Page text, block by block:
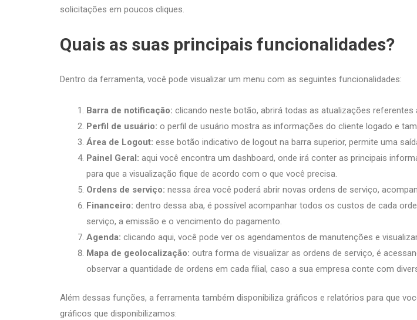
solicitações em poucos cliques.
Quais as suas principais funcionalidades?
Dentro da ferramenta, você pode visualizar um menu com as seguintes funcionalidades:
Barra de notificação: clicando neste botão, abrirá todas as atualizações
Perfil de usuário: o perfil de usuário mostra as informações do cliente logado e
Área de Logout: esse botão indicativo de logout na barra superior, permite uma
Painel Geral: aqui você encontra um dashboard, onde irá conter as principais
para que a visualização fique de acordo com o que você precisa.
Ordens de serviço: nessa área você poderá abrir novas ordens de serviço,
Financeiro: dentro dessa aba, é possível acompanhar todos os custos de cada
serviço, a emissão e o vencimento do pagamento.
Agenda: clicando aqui, você pode ver os agendamentos de manutenções e
Mapa de geolocalização: outra forma de visualizar as ordens de serviço, é
observar a quantidade de ordens em cada filial, caso a sua empresa conte com
Além dessas funções, a ferramenta também disponibiliza gráficos e relatórios para que
gráficos que disponibilizamos: